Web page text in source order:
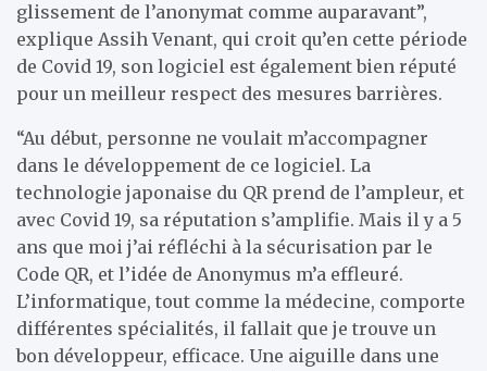
glissement de l’anonymat comme auparavant”,
explique Assih Venant, qui croit qu’en cette période
de Covid 19, son logiciel est également bien réputé
pour un meilleur respect des mesures barrières.
“Au début, personne ne voulait m’accompagner
dans le développement de ce logiciel. La
technologie japonaise du QR prend de l’ampleur, et
avec Covid 19, sa réputation s’amplifie. Mais il y a 5
ans que moi j’ai réfléchi à la sécurisation par le
Code QR, et l’idée de Anonymus m’a effleuré.
L’informatique, tout comme la médecine, comporte
différentes spécialités, il fallait que je trouve un
bon développeur, efficace. Une aiguille dans une